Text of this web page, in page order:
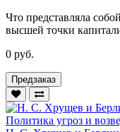
Что представляла
высшей точки
0 руб.
Предзаказ